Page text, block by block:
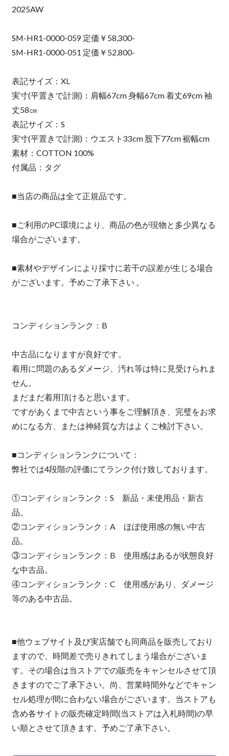
2025AW
SM-HR1-0000-059 定価￥58,300-
SM-HR1-0000-051 定価￥52,800-
表記サイズ：XL
実寸(平置きで計測)：肩幅67cm 身幅67cm 着丈69cm 袖
丈58㎝
表記サイズ：S
実寸(平置きで計測)：ウエスト33cm 股下77cm 裾幅cm
素材：COTTON 100%
付属品：タグ
■当店の商品は全て正規品です。
■ご利用のPC環境により、商品の色が現物と多少異なる
場合がございます。
■素材やデザインにより採寸に若干の誤差が生じる場合
がございます。予めご了承下さい 。
コンディションランク：B
中古品になりますが良好です。
着用に問題のあるダメージ、汚れ等は特に見受けられま
せん。
まだまだ着用頂けると思います。
ですがあくまで中古という事をご理解頂き、完璧をお求
めになる方、または神経質な方はよくご検討下さい。
■コンディションランクについて：
弊社では4段階の評価にてランク付け致しております。
①コンディションランク：S 新品・未使用品・新古
品。
②コンディションランク：A ほぼ使用感の無い中古
品。
③コンディションランク：B 使用感はあるが状態良好
な中古品。
④コンディションランク：C 使用感があり、ダメージ
等のある中古品。
■他ウェブサイト及び実店舗でも同商品を販売しており
ますので、時間差で売りきれてしまう場合がございま
す。その場合は当ストアでの販売をキャンセルさせて頂
きますのでご了承下さい。尚、営業時間外などでキャン
セル処理が間に合わない場合がございます。当ストアも
含め各サイトの販売確定時間(当ストアは入札時間)の早
い順とさせて頂きます。予めご了承下さい。